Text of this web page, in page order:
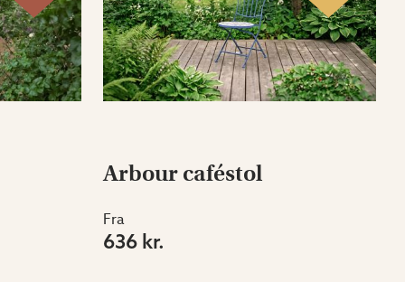
Arbour caféstol
Fra
636 kr.